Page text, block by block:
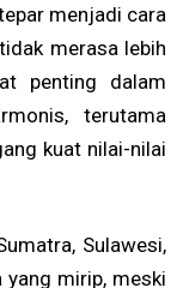
menjadi cara
merasa lebih
penting dalam
terutama
kuat nilai-nilai
Sulawesi,
yang mirip, meski